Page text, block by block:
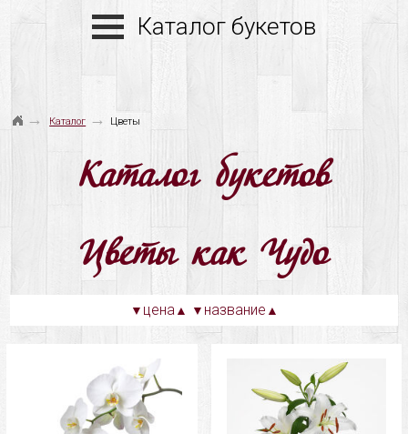
Каталог букетов
→ Каталог → Цветы
Каталог букетов
Цветы как Чудо
▼ цена ▲ ▼ название ▲